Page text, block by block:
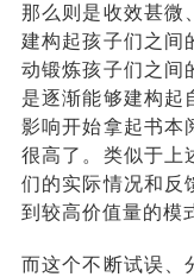
那么则是收效甚微
建构起孩子们之间
动锻炼孩子们之间
是逐渐能够建构起
影响开始拿起书本
很高了。类似于上
们的实际情况和反
到较高价值量的模
而这个不断试误、